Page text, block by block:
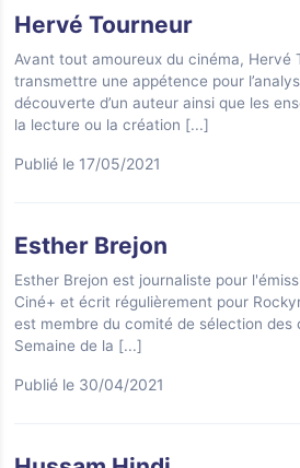
Hervé Tourneur
Avant tout amoureux du cinéma, Hervé
transmettre une appétence pour
découverte d’un auteur ainsi que les
la lecture ou la création [...]
Publié le 17/05/2021
Esther Brejon
Esther Brejon est journaliste pour
Ciné+ et écrit régulièrement pour
est membre du comité de sélection des
Semaine de la [...]
Publié le 30/04/2021